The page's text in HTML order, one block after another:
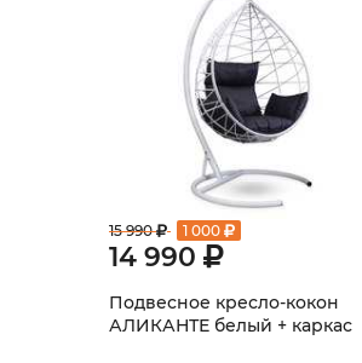
15 990 1 000
14 990
Подвесное кресло-кокон
АЛИКАНТЕ белый + каркас